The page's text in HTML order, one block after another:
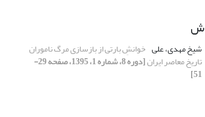
ش
شیخ مهدی، علی خوانشِ بارتی از بازسازی مرگ ناموران
تاریخ معاصر ایران [دوره 8، شماره 1، 1395، صفحه 29-
51]